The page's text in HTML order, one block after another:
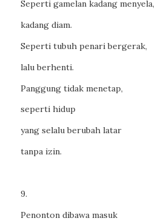
Seperti gamelan kadang menyela,
kadang diam.
Seperti tubuh penari bergerak,
lalu berhenti.
Panggung tidak menetap,
seperti hidup
yang selalu berubah latar
tanpa izin.
9.
Penonton dibawa masuk